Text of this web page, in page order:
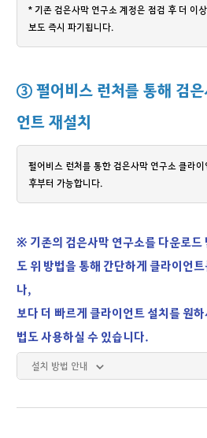
* 기존 검은사막 연구소 계정은 점검 후 더 이
보도 즉시 파기됩니다.
③ 펄어비스 런처를 통해 검은
언트 재설치
펄어비스 런처를 통한 검은사막 연구소 클라
후부터 가능합니다.
※ 기존의 검은사막 연구소를 다운로드
도 위 방법을 통해 간단하게 클라이언
나,
보다 더 빠르게 클라이언트 설치를 원
법도 사용하실 수 있습니다.
설치 방법 안내